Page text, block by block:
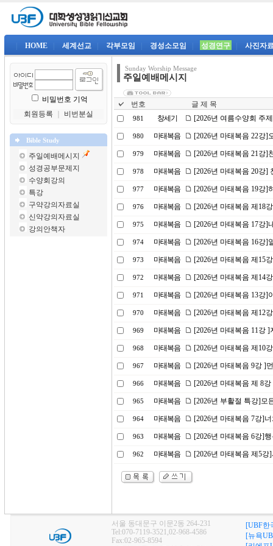
HOME 세계선교 각부모임 경성소모임 성경연구 사진자
비밀번호 기억
회원등록
비번분실
Bible Study
주일예배메시지
성경공부문제지
수양회강의
특강
구약강의자료실
신약강의자료실
강의안책자
Sunday Worship Message
주일예배메시지
번호 글 제 목
981 창세기 [2026년 여름수양회 주
980 마태복음 [2026년 마태복음 22강]
979 마태복음 [2026년 마태복음 21강]
978 마태복음 [2026년 마태복음 20강]
977 마태복음 [2026년 마태복음 19강]
976 마태복음 [2026년 마태복음 제18
975 마태복음 [2026년 마태복음 17강]
974 마태복음 [2026년 마태복음 16강]
973 마태복음 [2026년 마태복음 제15
972 마태복음 [2026년 마태복음 제14
971 마태복음 [2026년 마태복음 13강]
970 마태복음 [2026년 마태복음 제12
969 마태복음 [2026년 마태복음 11강
968 마태복음 [2026년 마태복음 제10
967 마태복음 [2026년 마태복음 9강 ]
966 마태복음 [2026년 마태복음 제 8
965 마태복음 [2026년 부활절 특강]모
964 마태복음 [2026년 마태복음 7강]
963 마태복음 [2026년 마태복음 6강]
962 마태복음 [2026년 마태복음 제5
서울 동대문구 이문2동 264-231
Tel:070-7119-3521,02-968-4586
Fax:02-965-8594
[UBF한
[뉴욕